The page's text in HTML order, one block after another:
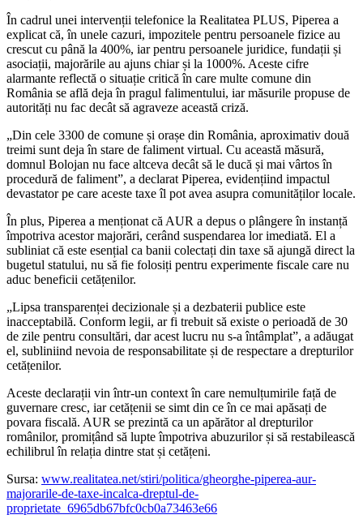
În cadrul unei intervenții telefonice la Realitatea PLUS, Piperea a
explicat că, în unele cazuri, impozitele pentru persoanele fizice au
crescut cu până la 400%, iar pentru persoanele juridice, fundații și
asociații, majorările au ajuns chiar și la 1000%. Aceste cifre
alarmante reflectă o situație critică în care multe comune din
România se află deja în pragul falimentului, iar măsurile propuse de
autorități nu fac decât să agraveze această criză.
„Din cele 3300 de comune și orașe din România, aproximativ două
treimi sunt deja în stare de faliment virtual. Cu această măsură,
domnul Bolojan nu face altceva decât să le ducă și mai vârtos în
procedură de faliment”, a declarat Piperea, evidențiind impactul
devastator pe care aceste taxe îl pot avea asupra comunităților locale.
În plus, Piperea a menționat că AUR a depus o plângere în instanță
împotriva acestor majorări, cerând suspendarea lor imediată. El a
subliniat că este esențial ca banii colectați din taxe să ajungă direct la
bugetul statului, nu să fie folosiți pentru experimente fiscale care nu
aduc beneficii cetățenilor.
„Lipsa transparenței decizionale și a dezbaterii publice este
inacceptabilă. Conform legii, ar fi trebuit să existe o perioadă de 30
de zile pentru consultări, dar acest lucru nu s-a întâmplat”, a adăugat
el, subliniind nevoia de responsabilitate și de respectare a drepturilor
cetățenilor.
Aceste declarații vin într-un context în care nemulțumirile față de
guvernare cresc, iar cetățenii se simt din ce în ce mai apăsați de
povara fiscală. AUR se prezintă ca un apărător al drepturilor
românilor, promițând să lupte împotriva abuzurilor și să restabilească
echilibrul în relația dintre stat și cetățeni.
Sursa: www.realitatea.net/stiri/politica/gheorghe-piperea-aur-
majorarile-de-taxe-incalca-dreptul-de-
proprietate_6965db67bfc0cb0a73463e66